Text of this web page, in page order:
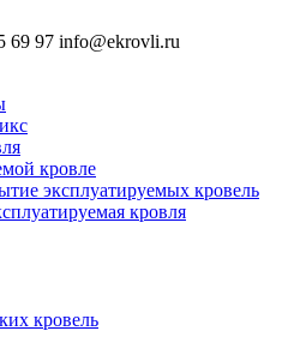
69 97 info@ekrovli.ru
кровле
эксплуатируемых кровель
кровля
кровель